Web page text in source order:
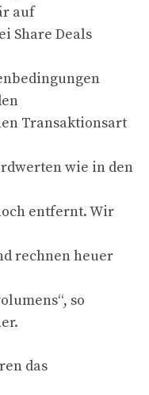
auf
Share Deals
Transaktionsart
wie in den
entfernt. Wir
rechnen heuer
so
das